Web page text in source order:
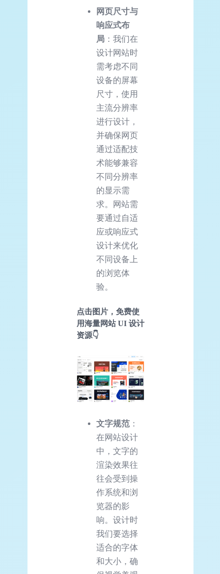
网页尺寸与
响应式布
局 ：我们在
设计网站时
需考虑不同
设备的屏幕
尺寸，使用
主流分辨率
进行设计，
并确保网页
通过适配技
术能够兼容
不同分辨率
的显示需
求。网站需
要通过自适
应或响应式
设计来优化
不同设备上
的浏览体
验。
点击图片，免费使
用海量网站UI 设计
资源👇
文字规范 ：
在网站设计
中，文字的
渲染效果往
往会受到操
作系统和浏
览器的影
响。设计时
我们要选择
适合的字体
和大小，确